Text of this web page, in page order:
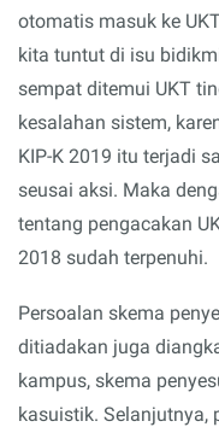
otomatis masuk ke
kita tuntut di isu
sempat ditemui UKT
kesalahan sistem,
KIP-K 2019 itu terjadi
seusai aksi. Maka
tentang pengacakan
2018 sudah terpenuhi.
Persoalan skema
ditiadakan juga
kampus, skema
kasuistik. Selanjutnya,